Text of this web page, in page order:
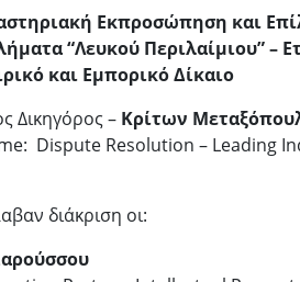
Εκπροσώπηση και
“Λευκού Περιλαίμιου” –
και Εμπορικό Δίκαιο
Δικηγόρος – Κρίτων
Dispute Resolution – Leading
διάκριση οι: